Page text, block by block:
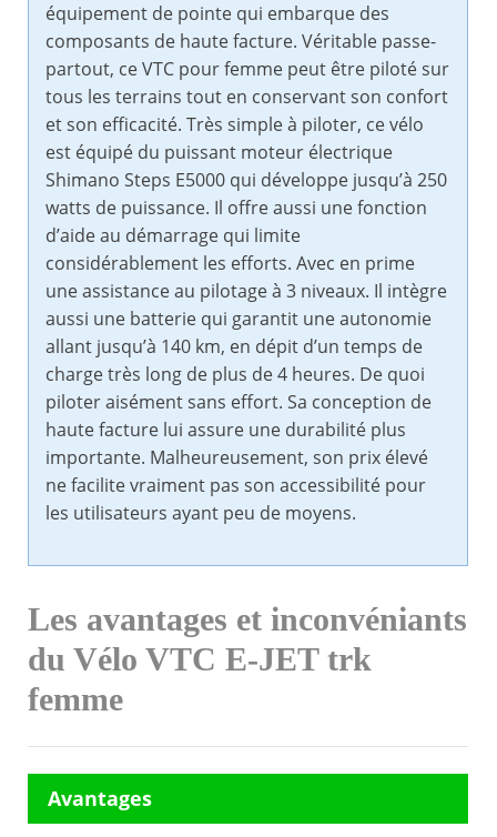
équipement de pointe qui embarque des
composants de haute facture. Véritable passe-
partout, ce VTC pour femme peut être piloté sur
tous les terrains tout en conservant son confort
et son efficacité. Très simple à piloter, ce vélo
est équipé du puissant moteur électrique
Shimano Steps E5000 qui développe jusqu’à 250
watts de puissance. Il offre aussi une fonction
d’aide au démarrage qui limite
considérablement les efforts. Avec en prime
une assistance au pilotage à 3 niveaux. Il intègre
aussi une batterie qui garantit une autonomie
allant jusqu’à 140 km, en dépit d’un temps de
charge très long de plus de 4 heures. De quoi
piloter aisément sans effort. Sa conception de
haute facture lui assure une durabilité plus
importante. Malheureusement, son prix élevé
ne facilite vraiment pas son accessibilité pour
les utilisateurs ayant peu de moyens.
Les avantages et inconvéniants
du Vélo VTC E-JET trk
femme